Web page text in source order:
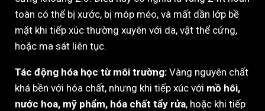
toàn có thể bị xước, bị móp méo, và mất dần lớp bề
mặt khi tiếp xúc thường xuyên với da, vật thể cứng,
hoặc ma sát liên tục.
Tác động hóa học từ môi trường: Vàng nguyên chất
khá bền với hóa chất, nhưng khi tiếp xúc với mồ hôi,
nước hoa, mỹ phẩm, hóa chất tẩy rửa, hoặc khi tiếp